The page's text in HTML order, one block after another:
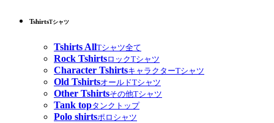
TshirtsTシャツ
Tshirts AllTシャツ全て
Rock TshirtsロックTシャツ
Character TshirtsキャラクターTシャツ
Old TshirtsオールドTシャツ
Other Tshirtsその他Tシャツ
Tank topタンクトップ
Polo shirtsポロシャツ